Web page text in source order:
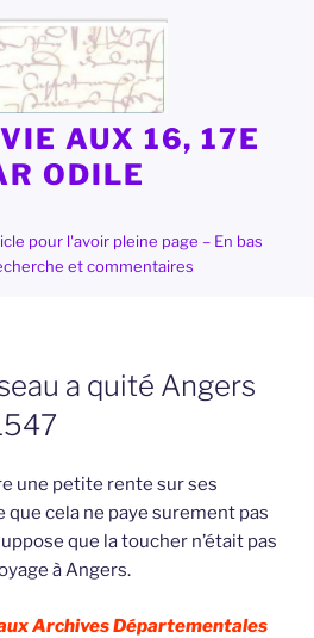
AUX 16, 17E
ODILE
pour l'avoir pleine page – En bas
et commentaires
a quité Angers
une petite rente sur ses
que cela ne paye surement pas
que la toucher n’était pas
à Angers.
Archives Départementales